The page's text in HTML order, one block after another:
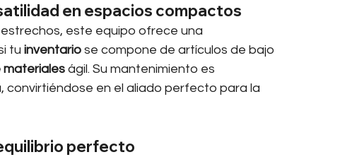
en espacios compactos
estrechos, este equipo ofrece una
tu inventario se compone de artículos de bajo
materiales ágil. Su mantenimiento es
convirtiéndose en el aliado perfecto para la
perfecto